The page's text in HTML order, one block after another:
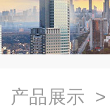
产品展示